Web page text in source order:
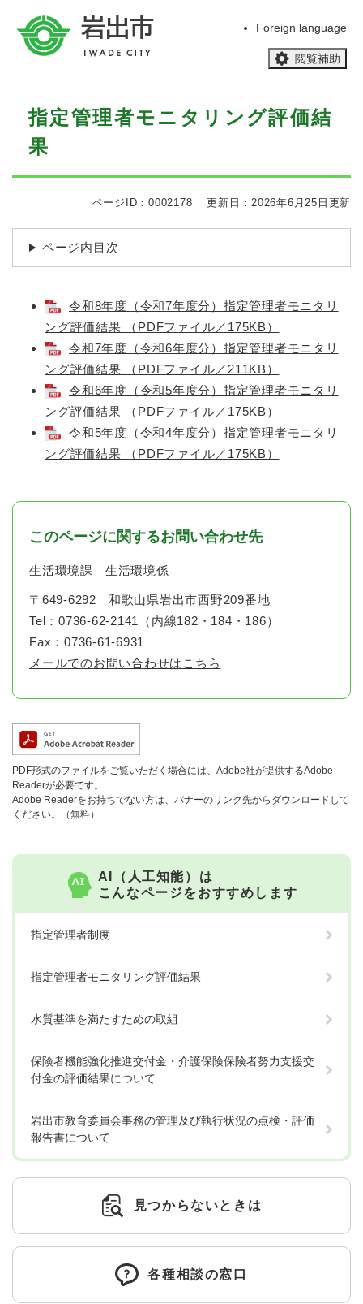
Foreign language
閲覧補助
指定管理者モニタリング評価結
果
ページID：0002178 更新日：2026年6月25日更新
ページ内目次
令和8年度（令和7年度分）指定管理者モニタリ
ング評価結果 （PDFファイル／175KB）
令和7年度（令和6年度分）指定管理者モニタリ
ング評価結果 （PDFファイル／211KB）
令和6年度（令和5年度分）指定管理者モニタリ
ング評価結果 （PDFファイル／175KB）
令和5年度（令和4年度分）指定管理者モニタリ
ング評価結果 （PDFファイル／175KB）
このページに関するお問い合わせ先
生活環境課 生活環境係
〒649-6292
和歌山県岩出市西野209番地
Tel：0736-62-2141（内線182・184・186）
Fax：0736-61-6931
メールでのお問い合わせはこちら
PDF形式のファイルをご覧いただく場合には、Adobe社が提供するAdobe
Readerが必要です。
Adobe Readerをお持ちでない方は、バナーのリンク先からダウンロードして
ください。（無料）
AI（人工知能）は
こんなページをおすすめします
指定管理者制度
指定管理者モニタリング評価結果
水質基準を満たすための取組
保険者機能強化推進交付金・介護保険保険者努力支援交
付金の評価結果について
岩出市教育委員会事務の管理及び執行状況の点検・評価
報告書について
見つからないときは
各種相談の窓口